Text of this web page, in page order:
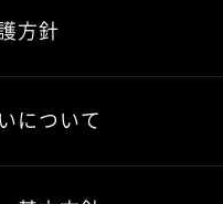
方針
について